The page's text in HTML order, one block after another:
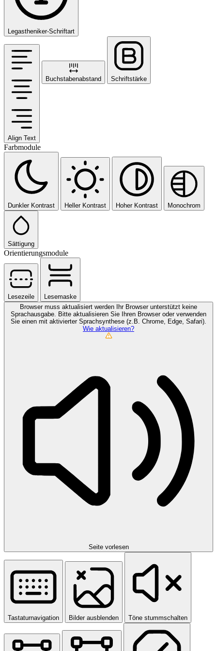
Legastheniker-Schriftart
Align Text
Buchstabenabstand Schriftstärke
Farbmodule
Dunkler Kontrast Heller Kontrast Hoher Kontrast Monochrom
Sättigung
Orientierungsmodule
Lesezeile
Lesemaske
Browser muss aktualisiert werden Ihr Browser unterstützt keine
Sprachausgabe. Bitte aktualisieren Sie Ihren Browser oder verwenden
Sie einen mit aktivierter Sprachsynthese (z.B. Chrome, Edge, Safari).
Wie aktualisieren?
Seite vorlesen
Tastaturnavigation Bilder ausblenden Töne stummschalten